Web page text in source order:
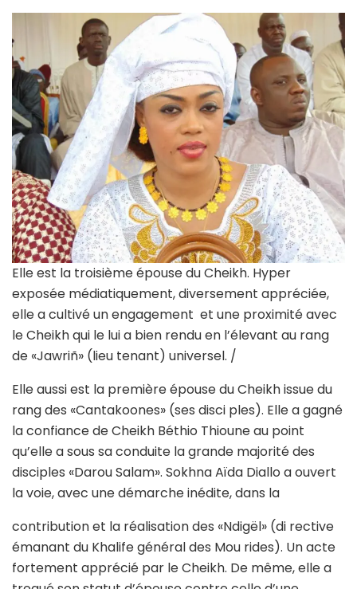
Elle est la troisième épouse du Cheikh. Hyper
exposée médiatiquement, diversement appréciée,
elle a cultivé un engagement et une proximité avec
le Cheikh qui le lui a bien rendu en l’élevant au rang
de «Jawriñ» (lieu tenant) universel. /
Elle aussi est la première épouse du Cheikh issue du
rang des «Cantakoones» (ses disci ples). Elle a gagné
la confiance de Cheikh Béthio Thioune au point
qu’elle a sous sa conduite la grande majorité des
disciples «Darou Salam». Sokhna Aïda Diallo a ouvert
la voie, avec une démarche inédite, dans la
contribution et la réalisation des «Ndigël» (di rective
émanant du Khalife général des Mou rides). Un acte
fortement apprécié par le Cheikh. De même, elle a